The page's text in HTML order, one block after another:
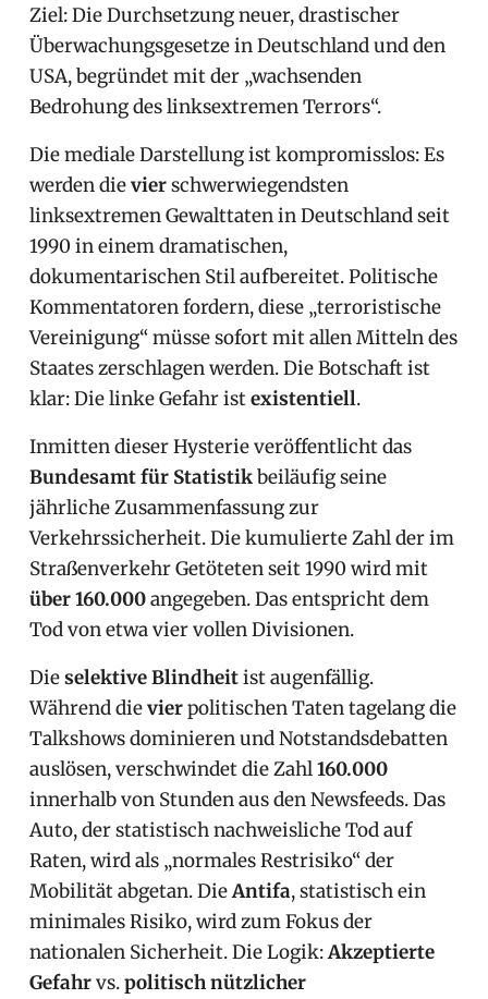
Ziel: Die Durchsetzung neuer, drastischer
Überwachungsgesetze in Deutschland und den
USA, begründet mit der „wachsenden
Bedrohung des linksextremen Terrors“.
Die mediale Darstellung ist kompromisslos: Es
werden dievierschwerwiegendsten
linksextremen Gewalttaten in Deutschland seit
1990 in einem dramatischen,
dokumentarischen Stil aufbereitet. Politische
Kommentatoren fordern, diese „terroristische
Vereinigung“ müsse sofort mit allen Mitteln des
Staates zerschlagen werden. Die Botschaft ist
klar: Die linke Gefahr istexistentiell.
Inmitten dieser Hysterie veröffentlicht das
Bundesamt für Statistikbeiläufig seine
jährliche Zusammenfassung zur
Verkehrssicherheit. Die kumulierte Zahl der im
Straßenverkehr Getöteten seit 1990 wird mit
über 160.000angegeben. Das entspricht dem
Tod von etwa vier vollen Divisionen.
Dieselektive Blindheitist augenfällig.
Während dievierpolitischen Taten tagelang die
Talkshows dominieren und Notstandsdebatten
auslösen, verschwindet die Zahl160.000
innerhalb von Stunden aus den Newsfeeds. Das
Auto, der statistisch nachweisliche Tod auf
Raten, wird als „normales Restrisiko“ der
Mobilität abgetan. DieAntifa, statistisch ein
minimales Risiko, wird zum Fokus der
nationalen Sicherheit. Die Logik:Akzeptierte
Gefahrvs.politisch nützlicher